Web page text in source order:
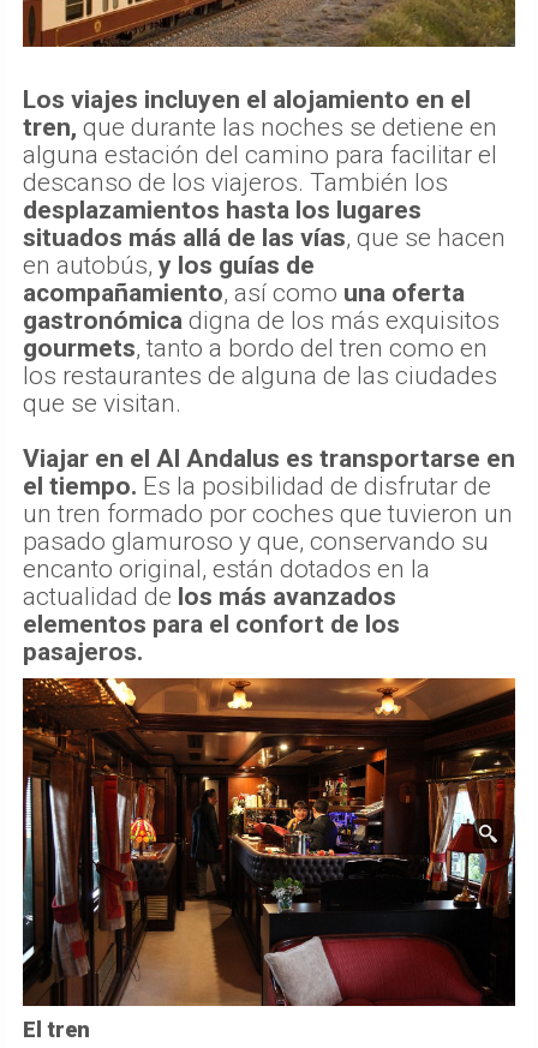
Los viajes incluyen el alojamiento en el
tren, que durante las noches se detiene en
alguna estación del camino para facilitar el
descanso de los viajeros. También los
desplazamientos hasta los lugares
situados más allá de las vías, que se hacen
en autobús, y los guías de
acompañamiento, así como una oferta
gastronómica digna de los más exquisitos
gourmets, tanto a bordo del tren como en
los restaurantes de alguna de las ciudades
que se visitan.
Viajar en el Al Andalus es transportarse en
el tiempo. Es la posibilidad de disfrutar de
un tren formado por coches que tuvieron un
pasado glamuroso y que, conservando su
encanto original, están dotados en la
actualidad de los más avanzados
elementos para el confort de los
pasajeros.
El tren